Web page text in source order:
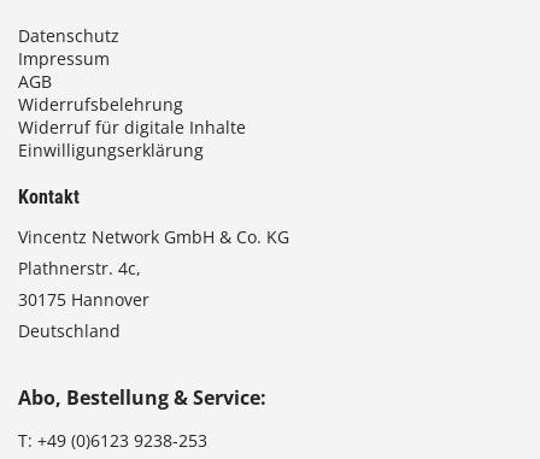
Datenschutz
Impressum
AGB
Widerrufsbelehrung
Widerruf für digitale Inhalte
Einwilligungserklärung
Kontakt
Vincentz Network GmbH & Co. KG
Plathnerstr. 4c,
30175 Hannover
Deutschland
Abo, Bestellung & Service:
T: +49 (0)6123 9238-253